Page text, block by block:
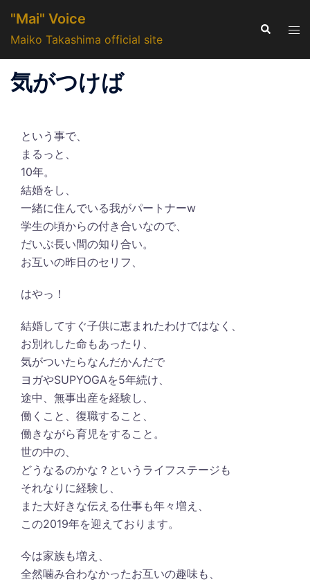
ン
"Mai" Voice
Maiko Takashima official site
検
索
ト
気がつけば
という事で、
まるっと、
10年。
結婚をし、
一緒に住んでいる我がパートナーw
学生の頃からの付き合いなので、
だいぶ長い間の知り合い。
お互いの昨日のセリフ、
はやっ！
結婚してすぐ子供に恵まれたわけではなく、
お別れした命もあったり、
気がついたらなんだかんだで
ヨガやSUPYOGAを5年続け、
途中、無事出産を経験し、
働くこと、復職すること、
働きながら育児をすること。
世の中の、
どうなるのかな？というライフステージも
それなりに経験し、
また大好きな伝える仕事も年々増え、
この2019年を迎えております。
今は家族も増え、
全然噛み合わなかったお互いの趣味も、